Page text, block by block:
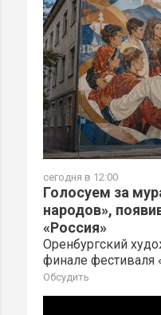
сегодня в 12:00
Голосуем за
народов»,
«Россия»
Оренбургский
финале
Обсудить